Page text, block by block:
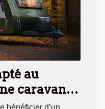
au
caravane